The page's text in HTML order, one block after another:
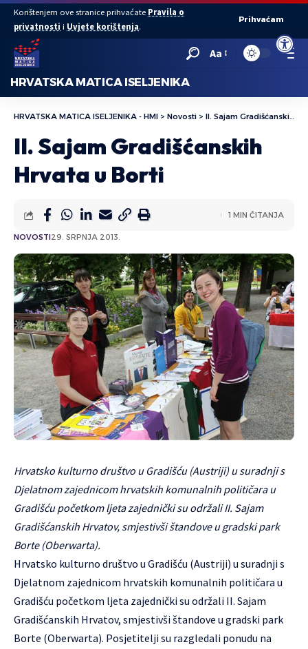
Open
Korištenjem ove stranice prihvaćate Pravila o
privatnosti i Uvjete korištenja.
Prihvaćam
Aa
HRVATSKA MATICA ISELJENIKA
HRVATSKA MATICA ISELJENIKA - HMI > Novosti > II. Sajam Gradišćanskih Hrvata u Borti
II. Sajam Gradišćanskih
Hrvata u Borti
NOVOSTI29. SRPNJA 2013.
1 MIN ČITANJA
Hrvatsko kulturno društvo u Gradišću (Austriji) u suradnji s
Djelatnom zajednicom hrvatskih komunalnih političara u
Gradišću početkom ljeta zajednički su održali II. Sajam
Gradišćanskih Hrvatov, smjestivši štandove u gradski park
Borte (Oberwarta).
Hrvatsko kulturno društvo u Gradišću (Austriji) u suradnji s
Djelatnom zajednicom hrvatskih komunalnih političara u
Gradišću početkom ljeta zajednički su održali II. Sajam
Gradišćanskih Hrvatov, smjestivši štandove u gradski park
Borte (Oberwarta). Posjetitelji su razgledali ponudu na